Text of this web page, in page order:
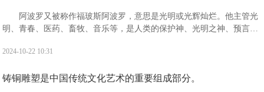
阿波罗又被称作福玻斯阿波罗，意思是光明或光辉灿烂。他主管光
明、青春、医药、畜牧、音乐等，是人类的保护神、光明之神、预言之
斯特利亚的一座浮岛提洛岛之上。
2024-10-22 10:31
铸铜雕塑是中国传统文化艺术的重要组成部分。